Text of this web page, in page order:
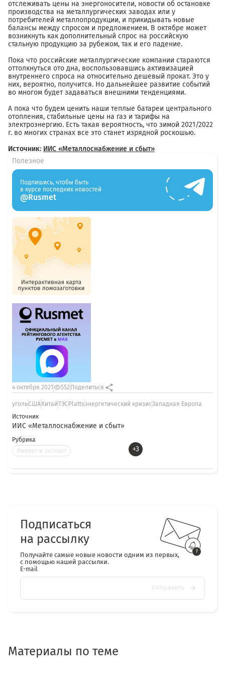
отслеживать цены на энергоносители, новости об остановке
производства на металлургических заводах или у
потребителей металлопродукции, и прикидывать новые
балансы между спросом и предложением. В октябре может
возникнуть как дополнительный спрос на российскую
стальную продукцию за рубежом, так и его падение.
Пока что российские металлургические компании стараются
оттолкнуться ото дна, воспользовавшись активизацией
внутреннего спроса на относительно дешевый прокат. Это у
них, вероятно, получится. Но дальнейшее развитие событий
во многом будет задаваться внешними тенденциями.
А пока что будем ценить наши теплые батареи центрального
отопления, стабильные цены на газ и тарифы на
электроэнергию. Есть такая вероятность, что зимой 2021/2022
г. во многих странах все это станет изрядной роскошью.
Источник: ИИС «Металлоснабжение и сбыт»
Источник
ИИС «Металлоснабжение и сбыт»
Рубрика
Импорт и экспорт
+3
4 октября 2021 552 Поделиться
угольСША КитайТЭС Plattsэнергетический кризисЗападная Европа
Полезное
Подпишись, чтобы быть
в курсе последних новостей
@Rusmet
Подписаться
на рассылку
Получайте самые новые новости одним из первых,
с помощью нашей рассылки.
E-mail
Отправить
Материалы по теме